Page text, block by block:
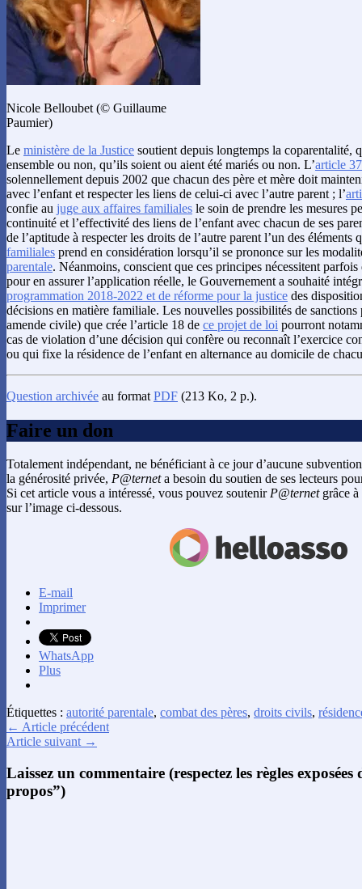
Nicole Belloubet (© Guillaume
Paumier)
Le ministère de la Justice soutient depuis longtemps la coparentalité,
ensemble ou non, qu’ils soient ou aient été mariés ou non. L’article
solennellement depuis 2002 que chacun des père et mère doit
avec l’enfant et respecter les liens de celui-ci avec l’autre parent ; l’
confie au juge aux affaires familiales le soin de prendre les mesures
continuité et l’effectivité des liens de l’enfant avec chacun de ses
de l’aptitude à respecter les droits de l’autre parent l’un des éléments
familiales prend en considération lorsqu’il se prononce sur les
parentale. Néanmoins, conscient que ces principes nécessitent parfois
pour en assurer l’application réelle, le Gouvernement a souhaité
programmation 2018-2022 et de réforme pour la justice des
décisions en matière familiale. Les nouvelles possibilités de sanctions
amende civile) que crée l’article 18 de ce projet de loi pourront
cas de violation d’une décision qui confère ou reconnaît l’exercice
ou qui fixe la résidence de l’enfant en alternance au domicile de
Question archivée au format PDF (213 Ko, 2 p.).
Faire un don
Totalement indépendant, ne bénéficiant à ce jour d’aucune
la générosité privée, P@terneta besoin du soutien de ses lecteurs
Si cet article vous a intéressé, vous pouvez soutenirP@ternetgrâce à
sur l’image ci-dessous.
E-mail
Imprimer
WhatsApp
Plus
Étiquettes : autorité parentale, combat des pères, droits civils,
← Article précédent
Article suivant →
Laissez un commentaire (respectez les règles
propos”)